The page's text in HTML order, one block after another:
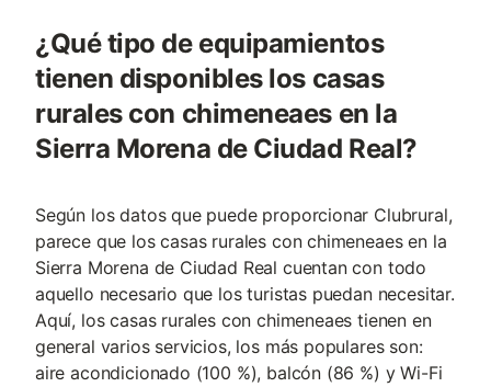
¿Qué tipo de equipamientos
tienen disponibles los casas
rurales con chimeneaes en la
Sierra Morena de Ciudad Real?
Según los datos que puede proporcionar Clubrural,
parece que los casas rurales con chimeneaes en la
Sierra Morena de Ciudad Real cuentan con todo
aquello necesario que los turistas puedan necesitar.
Aquí, los casas rurales con chimeneaes tienen en
general varios servicios, los más populares son:
aire acondicionado (100 %), balcón (86 %) y Wi-Fi